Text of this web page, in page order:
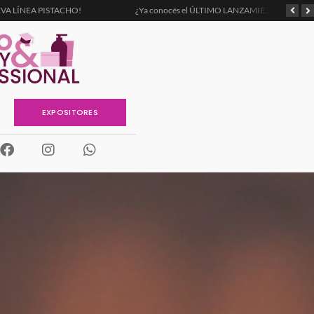
LÍNEA PISTACHO! ¿Ya conocés el ÚLTIMO LANZAMIENTO DE SILUMA?
EXPOSITORES